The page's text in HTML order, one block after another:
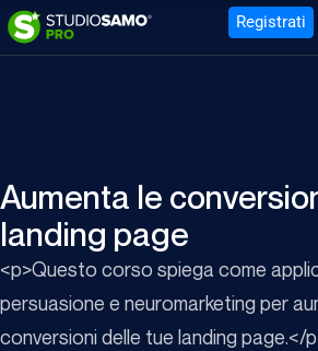
Registrati
Aumenta le
landing page
<p>Questo corso spiega come
persuasione e neuromarketing per
conversioni delle tue landing page.</